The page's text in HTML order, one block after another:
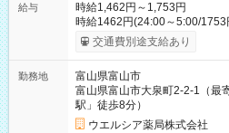
給与
時給1,462円～1,753円
時給1462円(24:00～5:00/
上 昇格に応じて＋20～200円
※高校生は対象外 試用期間あり：入社日から3ヶ月間／本採用と
さ：3ヶ月 雇用形態、給与は本
交通費別途支給あり
勤務地
富山県富山市
富山県富山市大泉町2-2-1（最
駅」徒歩8分）
ウエルシア薬局株式会社